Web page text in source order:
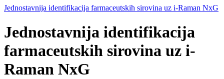
Jednostavnija identifikacija farmaceutskih sirovina uz i-Raman NxG
Jednostavnija identifikacija
farmaceutskih sirovina uz i-
Raman NxG